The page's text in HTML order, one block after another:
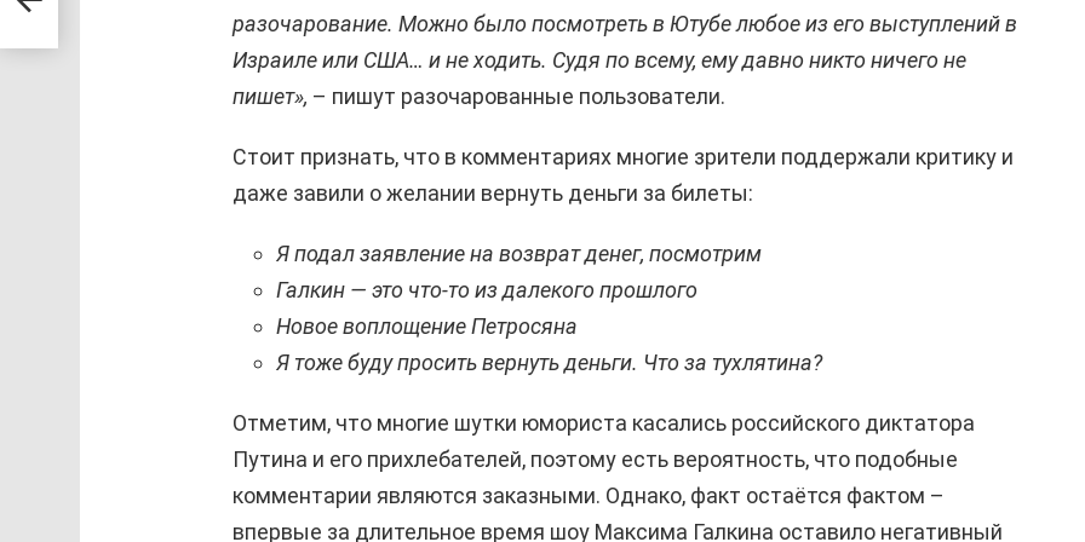
разочарование. Можно было посмотреть в Ютубе любое из его выступлений в
Израиле или США… и не ходить. Судя по всему, ему давно никто ничего не
пишет», – пишут разочарованные пользователи.
Стоит признать, что в комментариях многие зрители поддержали критику и
даже завили о желании вернуть деньги за билеты:
Я подал заявление на возврат денег, посмотрим
Галкин — это что-то из далекого прошлого
Новое воплощение Петросяна
Я тоже буду просить вернуть деньги. Что за тухлятина?
Отметим, что многие шутки юмориста касались российского диктатора
Путина и его прихлебателей, поэтому есть вероятность, что подобные
комментарии являются заказными. Однако, факт остаётся фактом –
впервые за длительное время шоу Максима Галкина оставило негативный